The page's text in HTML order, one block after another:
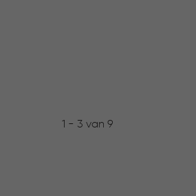
1 - 3 van 9